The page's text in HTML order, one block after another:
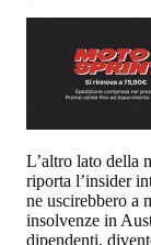
L’altro lato della
riporta l’insider
ne uscirebbero a
insolvenze in
dipendenti,